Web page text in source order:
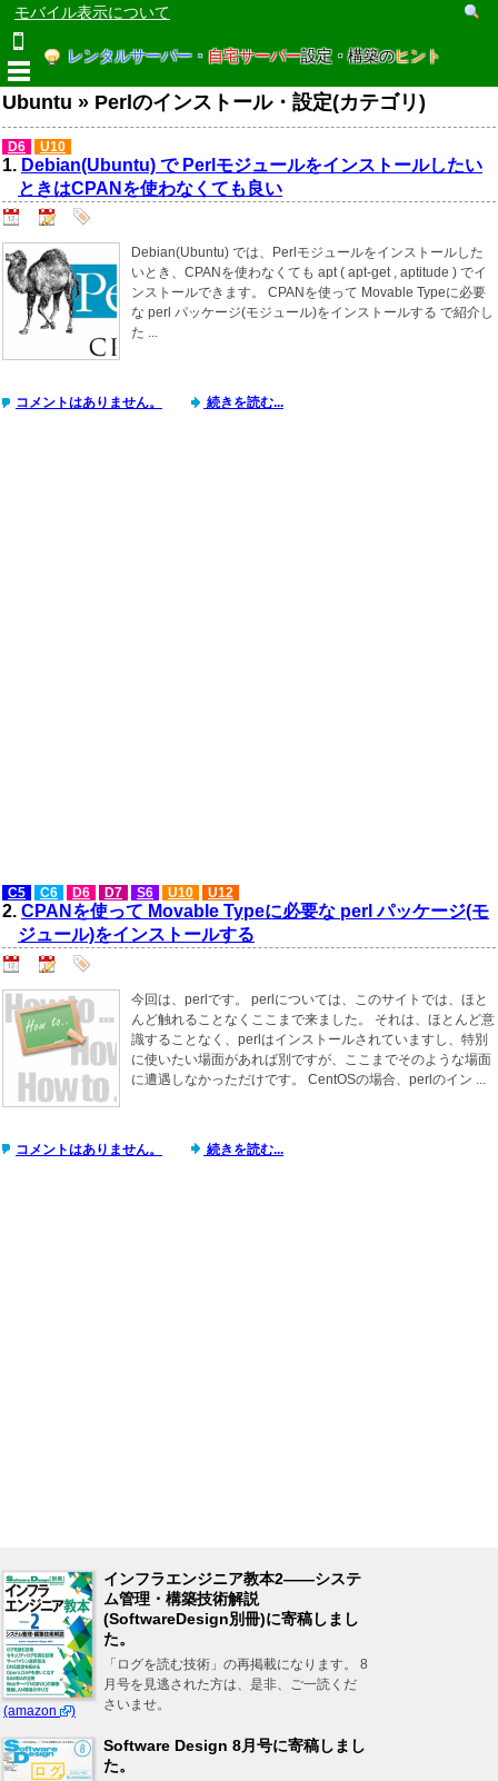
モバイル表示について
レンタルサーバー・ 自宅サーバー設定・構築のヒント
Ubuntu » Perlのインストール・設定(カテゴリ)
D6 U10
1. Debian(Ubuntu) で Perlモジュールをインストールしたい
ときはCPANを使わなくても良い
Debian(Ubuntu) では、Perlモジュールをインストールした
いとき、CPANを使わなくても apt ( apt-get , aptitude ) でイ
ンストールできます。 CPANを使って Movable Typeに必要
な perl パッケージ(モジュール)をインストールする で紹介し
た ...
コメントはありません。 続きを読む...
C5 C6 D6 D7 S6 U10 U12
2. CPANを使って Movable Typeに必要な perl パッケージ(モ
ジュール)をインストールする
今回は、perlです。 perlについては、このサイトでは、ほと
んど触れることなくここまで来ました。 それは、ほとんど意
識することなく、perlはインストールされていますし、特別
に使いたい場面があれば別ですが、ここまでそのような場面
に遭遇しなかっただけです。 CentOSの場合、perlのイン ...
コメントはありません。 続きを読む...
(amazon )
インフラエンジニア教本2――システ
ム管理・構築技術解説
(SoftwareDesign別冊)に寄稿しまし
た。
「ログを読む技術」の再掲載になります。 8
月号を見逃された方は、是非、ご一読くだ
さいませ。
Software Design 8月号に寄稿しまし
た。